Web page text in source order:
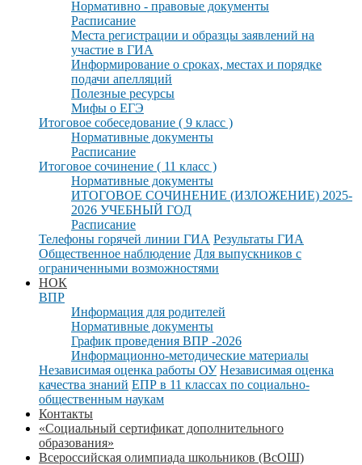
Нормативно - правовые документы
Расписание
Места регистрации и образцы заявлений на
участие в ГИА
Информирование о сроках, местах и порядке
подачи апелляций
Полезные ресурсы
Мифы о ЕГЭ
Итоговое собеседование ( 9 класс )
Нормативные документы
Расписание
Итоговое сочинение ( 11 класс )
Нормативные документы
ИТОГОВОЕ СОЧИНЕНИЕ (ИЗЛОЖЕНИЕ) 2025-
2026 УЧЕБНЫЙ ГОД
Расписание
Телефоны горячей линии ГИА Результаты ГИА
Общественное наблюдение Для выпускников с
ограниченными возможностями
НОК
ВПР
Информация для родителей
Нормативные документы
График проведения ВПР -2026
Информационно-методические материалы
Независимая оценка работы ОУ Независимая оценка
качества знаний ЕПР в 11 классах по социально-
общественным наукам
Контакты
«Социальный сертификат дополнительного
образования»
Всероссийская олимпиада школьников (ВсОШ)